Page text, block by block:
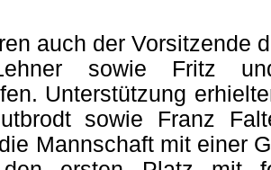
auch der Vorsitzende
sowie Fritz
Unterstützung
sowie Franz
Mannschaft mit einer